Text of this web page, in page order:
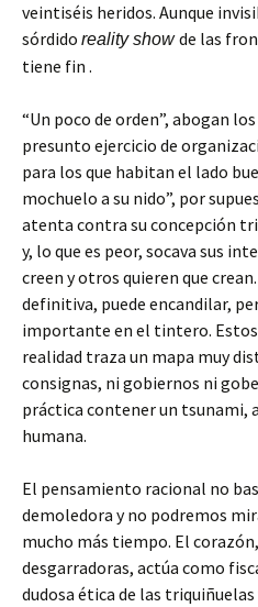
veintiséis heridos. Aunque
sórdido reality showde las
tiene fin .
“Un poco de orden”, abogan
presunto ejercicio de
para los que habitan el lado
mochuelo a su nido”, por
atenta contra su concepción
y, lo que es peor, socava sus
creen y otros quieren que
definitiva, puede encandilar,
importante en el tintero. Estos
realidad traza un mapa muy
consignas, ni gobiernos ni
práctica contener un tsunami,
humana.
El pensamiento racional no
demoledora y no podremos
mucho más tiempo. El
desgarradoras, actúa como
dudosa ética de las